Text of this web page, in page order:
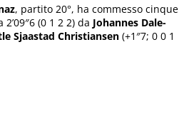
, partito 20°, ha commesso cinque
(0 1 2 2) da Johannes Dale-
Sjaastad Christiansen (+1″7; 0 0 1